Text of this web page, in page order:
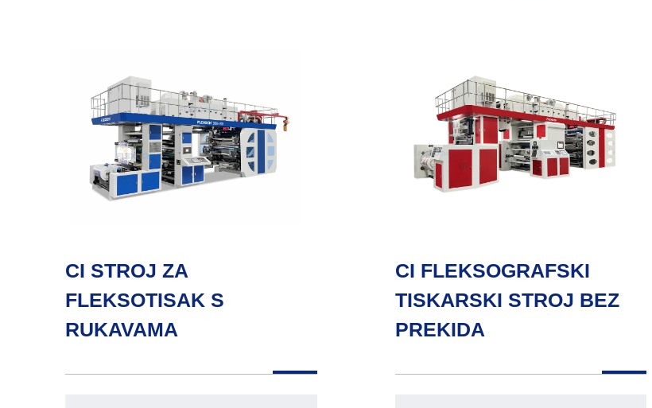
CI STROJ ZA
FLEKSOTISAK S
RUKAVAMA
CI FLEKSOGRAFSKI
TISKARSKI STROJ BEZ
PREKIDA